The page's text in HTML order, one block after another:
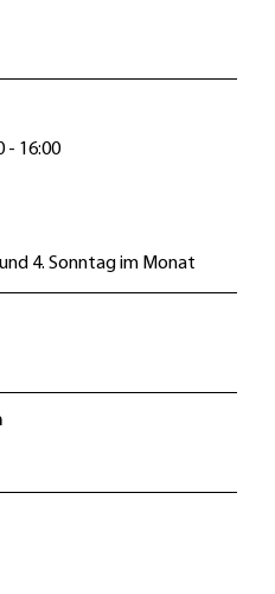
- 16:00
4. Sonntag im Monat